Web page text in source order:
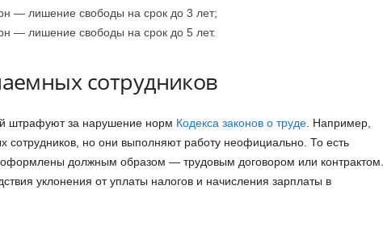
— лишение свободы на срок до 3 лет;
— лишение свободы на срок до 5 лет.
сотрудников
штрафуют за нарушение норм Кодекса законов о труде. Например,
но они выполняют работу неофициально. То есть
должным образом — трудовым договором или контрактом.
уклонения от уплаты налогов и начисления зарплаты в